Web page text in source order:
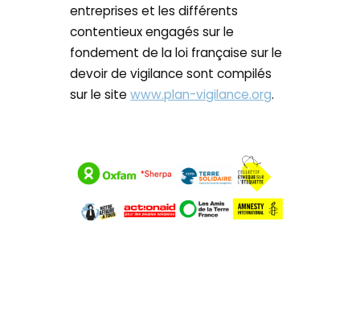
entreprises et les différents
contentieux engagés sur le
fondement de la loi française sur le
devoir de vigilance sont compilés
sur le sitewww.plan-vigilance.org.